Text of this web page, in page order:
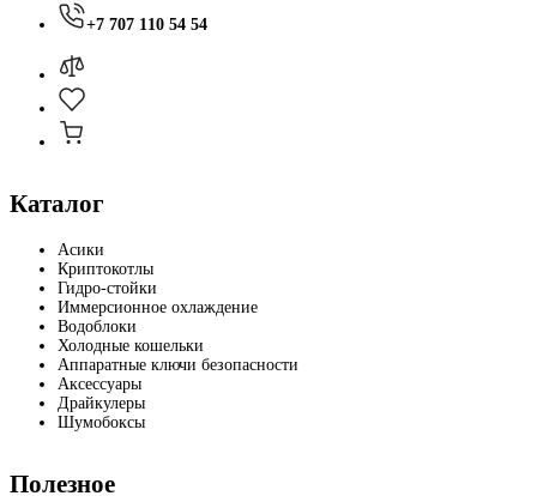
+7 707 110 54 54
Каталог
Асики
Криптокотлы
Гидро-стойки
Иммерсионное охлаждение
Водоблоки
Холодные кошельки
Аппаратные ключи безопасности
Аксессуары
Драйкулеры
Шумобоксы
Полезное